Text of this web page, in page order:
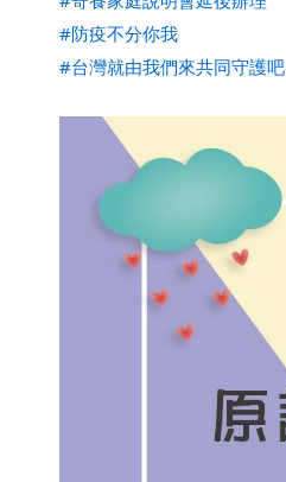
#防疫不分你我
#台灣就由我們來共同守護吧